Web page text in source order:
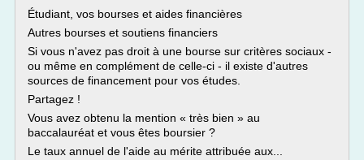
Étudiant, vos bourses et aides financières
Autres bourses et soutiens financiers
Si vous n'avez pas droit à une bourse sur critères sociaux -
ou même en complément de celle-ci - il existe d'autres
sources de financement pour vos études.
Partagez !
Vous avez obtenu la mention « très bien » au
baccalauréat et vous êtes boursier ?
Le taux annuel de l'aide au mérite attribuée aux...